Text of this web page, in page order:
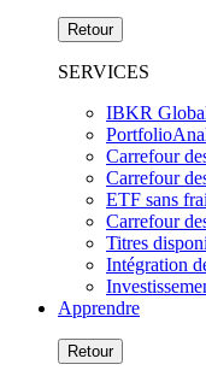
Retour
SERVICES
IBKR
Carrefour
Carrefour
ETF sans
Carrefour
Titres
Intégration
Apprendre
Retour